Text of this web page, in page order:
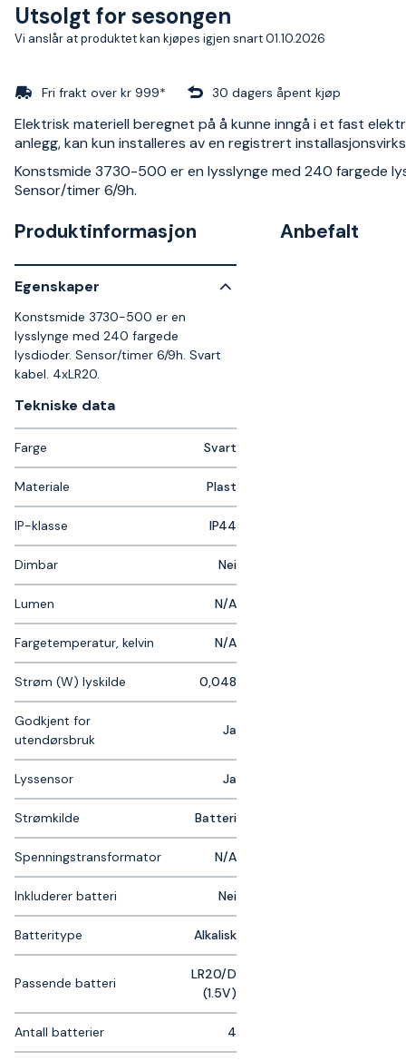
Utsolgt for sesongen
Vi anslår at produktet kan kjøpes igjen snart 01.10.2026
Fri frakt over kr 999* 30 dagers åpent kjøp
Elektrisk materiell beregnet på å kunne inngå i et fast
anlegg, kan kun installeres av en registrert
Konstsmide 3730-500 er en lysslynge med 240 fargede
Sensor/timer 6/9h.
Produktinformasjon
Egenskaper
Konstsmide 3730-500 er en
lysslynge med 240 fargede
lysdioder. Sensor/timer 6/9h. Svart
kabel. 4xLR20.
Tekniske data​
Farge Svart
Materiale Plast
IP-klasse IP44
Dimbar Nei
Lumen N/A
Fargetemperatur, kelvin N/A
Strøm (W) lyskilde 0,048
Godkjent for
utendørsbruk
Ja
Lyssensor Ja
Strømkilde Batteri
Spenningstransformator N/A
Inkluderer batteri Nei
Batteritype Alkalisk
Passende batteri
LR20/D
(1.5V)
Antall batterier 4
Anbefalt